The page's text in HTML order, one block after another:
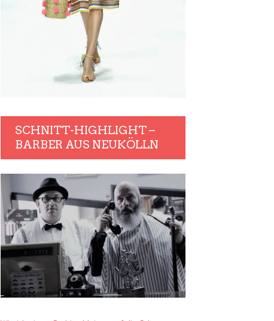
SCHNITT-HIGHLIGHT –
BARBER AUS NEUKÖLLN